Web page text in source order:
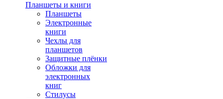
Планшеты и книги
Планшеты
Электронные
книги
Чехлы для
планшетов
Защитные плёнки
Обложки для
электронных
книг
Стилусы